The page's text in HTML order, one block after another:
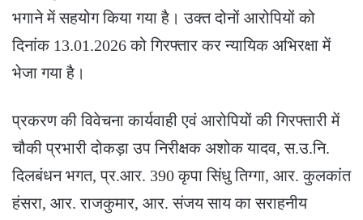
भगाने में सहयोग किया गया है। उक्त दोनों आरोपियों को
दिनांक 13.01.2026 को गिरफ्तार कर न्यायिक अभिरक्षा में
भेजा गया है।
प्रकरण की विवेचना कार्यवाही एवं आरोपियों की गिरफ्तारी में
चौकी प्रभारी दोकड़ा उप निरीक्षक अशोक यादव, स.उ.नि.
दिलबंधन भगत, प्र.आर. 390 कृपा सिंधु तिग्गा, आर. कुलकांत
हंसरा, आर. राजकुमार, आर. संजय साय का सराहनीय